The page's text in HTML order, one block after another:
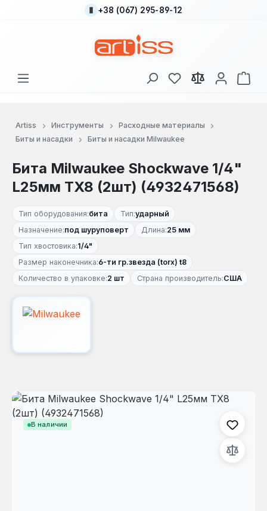
Перейти к основному содержанию
+38 (067) 295-89-12
У вас есть товары
В
Artiss Инструменты
Расходные материалы
Биты и насадки
Биты и насадки Milwaukee
Бита Milwaukee Shockwave 1/4"
L25мм TX8 (2шт) (4932471568)
Тип оборудования:бита Тип:ударный
Назначение:под шуруповерт Длина:25 мм
Тип хвостовика:1/4"
Размер наконечника:6-ти гр.звезда (torx) t8
Количество в упаковке:2 шт Страна производитель:США
В наличии
Пропустить галерею изображений